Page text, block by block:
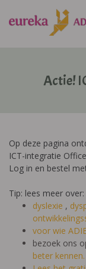
Actie!
Op deze pagina
ICT-integratie
Log in en bestel
Tip: lees meer over:
dyslexie ,
voor wie
bezoek ons
beter kennen.